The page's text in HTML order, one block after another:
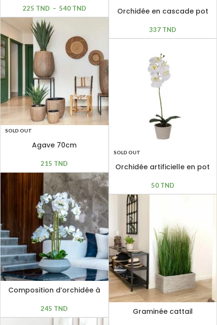
225 TND – 540 TND
Orchidée en cascade pot
337 TND
SOLD OUT
Agave 70cm
215 TND
SOLD OUT
Orchidée artificielle en pot
50 TND
Composition d’orchidée à
245 TND Graminée cattail